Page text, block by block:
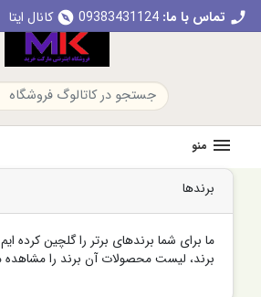
call تماس با ما: 09383431124
explore کانال ایتا
منو
برندها
ما برای شما برندهای برتر را گلچین کرده
برند، لیست محصولات آن برند را مشاهده